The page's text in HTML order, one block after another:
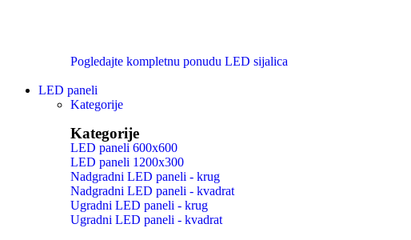
Pogledajte kompletnu ponudu LED sijalica
LED paneli
Kategorije
Kategorije
LED paneli 600x600
LED paneli 1200x300
Nadgradni LED paneli - krug
Nadgradni LED paneli - kvadrat
Ugradni LED paneli - krug
Ugradni LED paneli - kvadrat